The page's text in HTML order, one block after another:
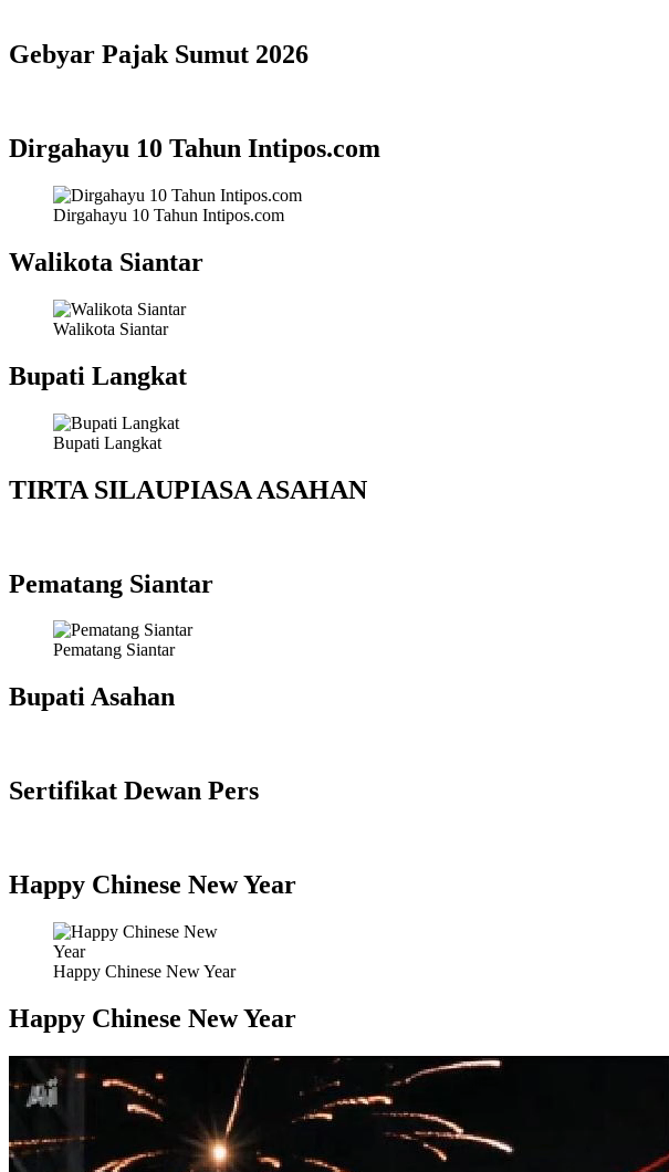
Gebyar Pajak Sumut 2026
Dirgahayu 10 Tahun Intipos.com
Dirgahayu 10 Tahun Intipos.com
Walikota Siantar
Walikota Siantar
Bupati Langkat
Bupati Langkat
TIRTA SILAUPIASA ASAHAN
Pematang Siantar
Pematang Siantar
Bupati Asahan
Sertifikat Dewan Pers
Happy Chinese New Year
Happy Chinese New Year
Happy Chinese New Year